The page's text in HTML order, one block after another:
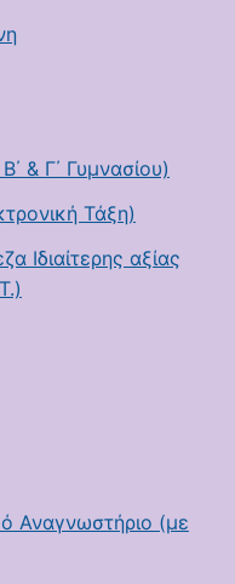
& Γ΄ Γυμνασίου)
Τάξη)
Ιδιαίτερης αξίας
Αναγνωστήριο (με